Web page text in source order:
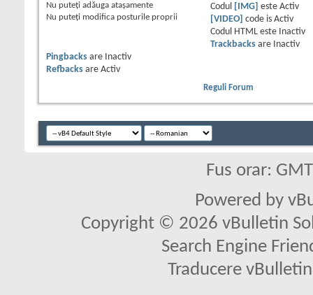
Nu puteţi adăuga ataşamente
Nu puteţi modifica posturile proprii
Codul
[IMG] este Activ
[VIDEO]
code is Activ
Codul HTML este
Inactiv
Trackbacksare
Inactiv
Pingbacks are
Inactiv
Refbacks are Activ
Reguli Forum
Fus orar:
Powered by
Copyright © 2026 vBulletin
Search Engine
Traducere